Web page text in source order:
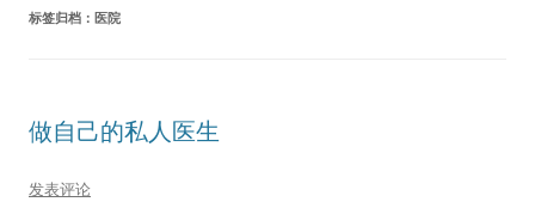
标签归档： 医院
做自己的私人医生
发表评论